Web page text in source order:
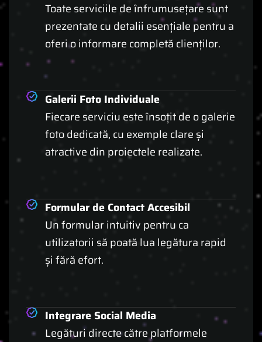
Toate serviciile de înfrumusețare sunt
prezentate cu detalii esențiale pentru a
oferi o informare completă clienților.
Galerii Foto Individuale
Fiecare serviciu este însoțit de o galerie
foto dedicată, cu exemple clare și
atractive din proiectele realizate.
Formular de Contact Accesibil
Un formular intuitiv pentru ca
utilizatorii să poată lua legătura rapid
și fără efort.
Integrare Social Media
Legături directe către platformele